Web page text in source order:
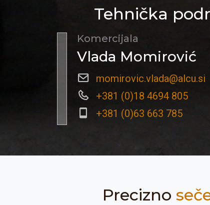
Tehnička
Komercijala
Vlada Momirović
momirovic.vlada@alcu.si
+381 (0)18 4694 805
+381 (0)63 663 785
Precizno